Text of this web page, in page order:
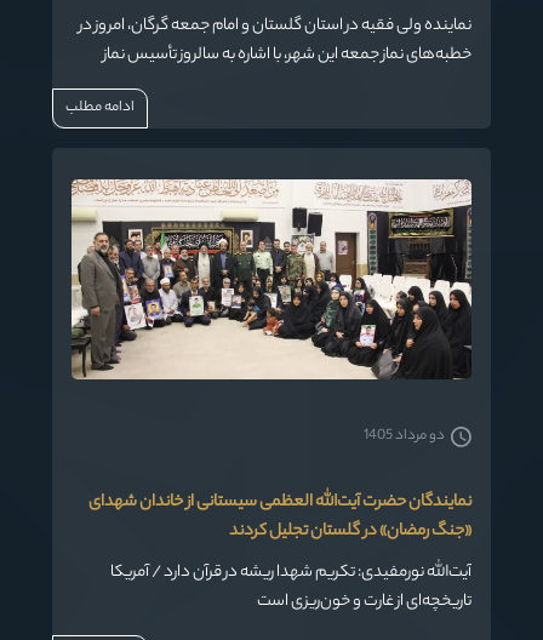
نماینده ولی فقیه در استان گلستان و امام جمعه گرگان، امروز در
خطبه‌های نماز جمعه این شهر، با اشاره به سالروز تأسیس نماز
جمعه در نظام مقدس اسلامی، به تبیین ابعاد مختلف تقوا،
اهمیت یاد خدا و تحلیل راهبردهای دشمن پرداخت و در بخشی از
ادامه مطلب
نمایندگان حضرت آیت‌الله العظمی سیستانی از خاندان شهدای
«جنگ رمضان» در گلستان تجلیل کردند
آیت‌الله نورمفیدی: تکریم شهدا ریشه در قرآن دارد / آمریکا
تاریخچه‌ای از غارت و خون‌ریزی است
دو مرداد 1405